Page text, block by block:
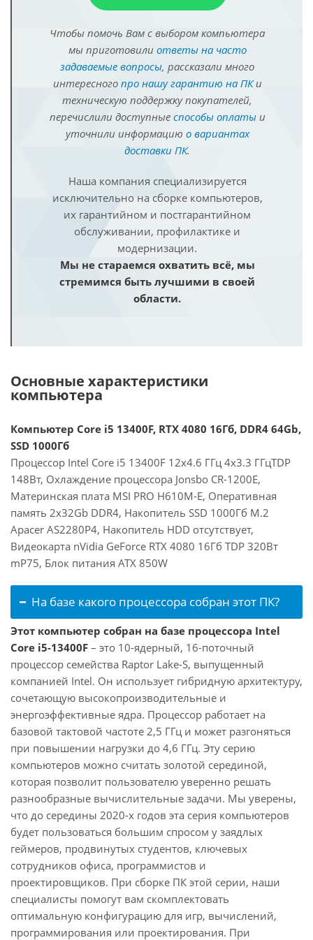
Чтобы помочь Вам с выбором компьютера
мы приготовили ответы на часто
задаваемые вопросы, рассказали много
интересного про нашу гарантию на ПКи
техническую поддержку покупателей,
перечислили доступные способы оплатыи
уточнили информацию о вариантах
доставки ПК.
Наша компания специализируется
исключительно на сборке компьютеров,
их гарантийном и постгарантийном
обслуживании, профилактике и
модернизации.
Мы не стараемся охватить всё, мы
стремимся быть лучшими в своей
области.
Основные характеристики
компьютера
Компьютер Core i5 13400F, RTX 4080 16Гб, DDR4 64Gb,
SSD 1000Гб
Процессор Intel Core i5 13400F 12x4.6 ГГц 4x3.3 ГГцTDP
148Вт, Охлаждение процессора Jonsbo CR-1200E,
Материнская плата MSI PRO H610M-E, Оперативная
память 2x32Gb DDR4, Накопитель SSD 1000Гб M.2
Apacer AS2280P4, Накопитель HDD отсутствует,
Видеокарта nVidia GeForce RTX 4080 16Гб TDP 320Вт
mP75, Блок питания ATX 850W
На базе какого процессора собран этот ПК?
Этот компьютер собран на базе процессора Intel
Core i5-13400F – это 10-ядерный, 16-поточный
процессор семейства Raptor Lake-S, выпущенный
компанией Intel. Он использует гибридную архитектуру,
сочетающую высокопроизводительные и
энергоэффективные ядра. Процессор работает на
базовой тактовой частоте 2,5 ГГц и может разгоняться
при повышении нагрузки до 4,6 ГГц. Эту серию
компьютеров можно считать золотой серединой,
которая позволит пользователю уверенно решать
разнообразные вычислительные задачи. Мы уверены,
что до середины 2020-х годов эта серия компьютеров
будет пользоваться большим спросом у заядлых
геймеров, продвинутых студентов, ключевых
сотрудников офиса, программистов и
проектировщиков. При сборке ПК этой серии, наши
специалисты помогут вам скомплектовать
оптимальную конфигурацию для игр, вычислений,
программирования или проектирования. При